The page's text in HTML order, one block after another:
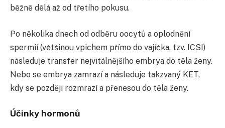
běžně dělá až od třetího pokusu.
Po několika dnech od odběru oocytů a oplodnění
spermií (většinou vpichem přímo do vajíčka, tzv. ICSI)
následuje transfer nejvitálnějšího embrya do těla ženy.
Nebo se embrya zamrazí a následuje takzvaný KET,
kdy se později rozmrazí a přenesou do těla ženy.
Účinky hormonů